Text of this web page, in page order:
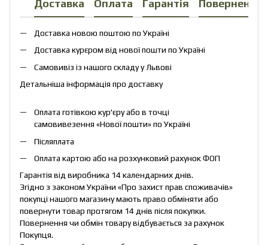
Доставка Оплата Гарантія Повернення
Доставка новою поштою по Україні
Доставка курєром від нової пошти по Україні
Самовивіз із нашого складу у Львові
Детальніша інформація про доставку
Оплата готівкою кур'єру або в точці
самовивезення «Нової пошти» по Україні
Післяплата
Оплата картою або на розхунковий рахунок ФОП
Гарантія від виробника 14 календарних днів.
Згідно з законом України «Про захист прав споживачів»
покупці нашого магазину мають право обміняти або
повернути товар протягом 14 днів після покупки.
Повернення чи обмін товару відбувається за рахунок
Покупця.